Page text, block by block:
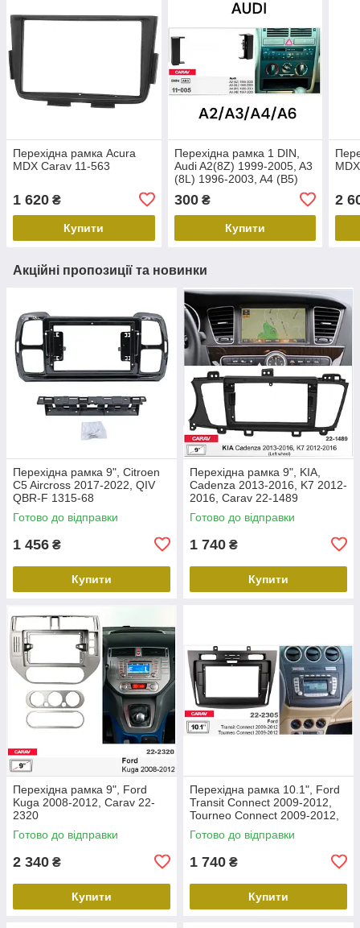
Перехідна рамка Acura
MDX Carav 11-563
1 620 ₴
Купити
Перехідна рамка 1 DIN,
Audi A2(8Z) 1999-2005, A3
(8L) 1996-2003, A4 (B5)
1999-2001, A6 (4B) 1997-
2005, Carav 11-005
300₴
Купити
2
Акційні пропозиції та новинки
Перехідна рамка 9", Citroen
C5 Aircross 2017-2022, QIV
QBR-F 1315-68
Готово до відправки
1 456 ₴
Купити
Перехідна рамка 9", KIA,
Cadenza 2013-2016, K7 2012-
2016, Carav 22-1489
Готово до відправки
1 740 ₴
Купити
Перехідна рамка 9", Ford
Kuga 2008-2012, Carav 22-
2320
Готово до відправки
2 340 ₴
Купити
Перехідна рамка 10.1", Ford
Transit Connect 2009-2012,
Tourneo Connect 2009-2012,
Carav 22-2305
Готово до відправки
1 740 ₴
Купити